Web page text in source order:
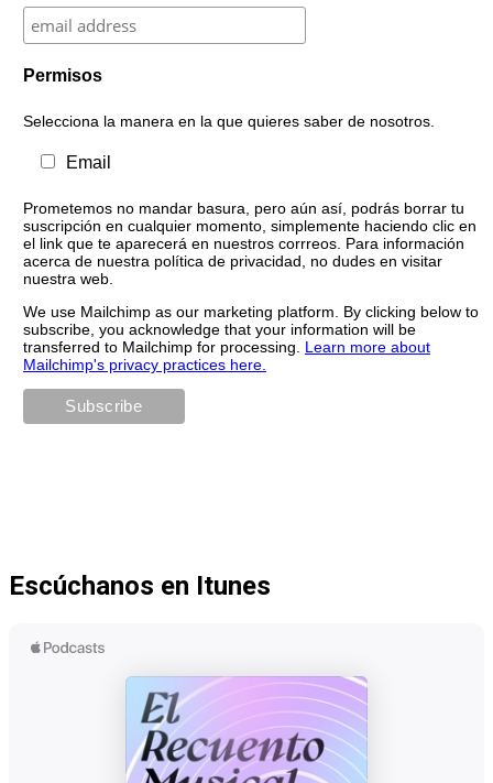
Permisos
Selecciona la manera en la que quieres saber de nosotros.
Email
Prometemos no mandar basura, pero aún así, podrás borrar tu
suscripción en cualquier momento, simplemente haciendo clic en
el link que te aparecerá en nuestros corrreos. Para información
acerca de nuestra política de privacidad, no dudes en visitar
nuestra web.
We use Mailchimp as our marketing platform. By clicking below to
subscribe, you acknowledge that your information will be
transferred to Mailchimp for processing. Learn more about
Mailchimp's privacy practices here.
Escúchanos en Itunes